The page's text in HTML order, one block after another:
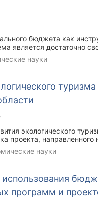
бюджета как
является достаточно
В статье даны
науки
экологического
проекта,
В рамках
технико-
науки
программ и